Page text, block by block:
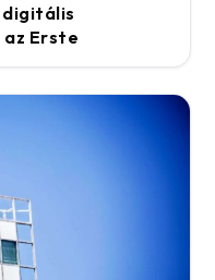
digitális
Erste